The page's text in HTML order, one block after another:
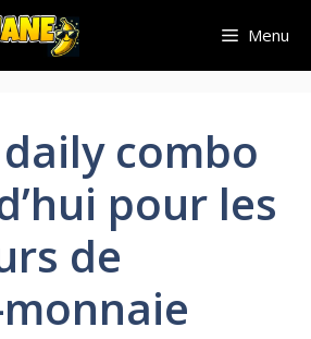
Menu
combo
pour les
de